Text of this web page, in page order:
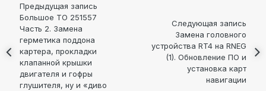
Предыдущая запись
Большое ТО 251557
Часть 2. Замена
герметика поддона
картера, прокладки
клапанной крышки
двигателя и гофры
глушителя, ну и «диво
Следующая запись
Замена головного
устройства RT4 на RNEG
(1). Обновление ПО и
установка карт
навигации